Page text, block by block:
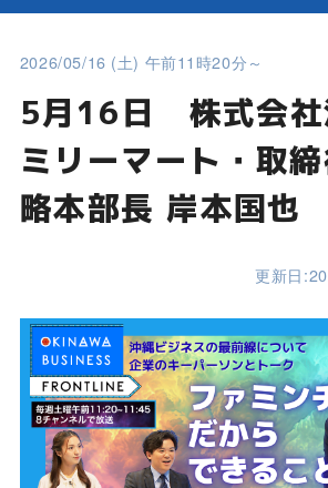
2026/05/16 (土) 午前11時20分～
5月16日 株式会社
ミリーマート・取
略本部長 岸本国也
更新日